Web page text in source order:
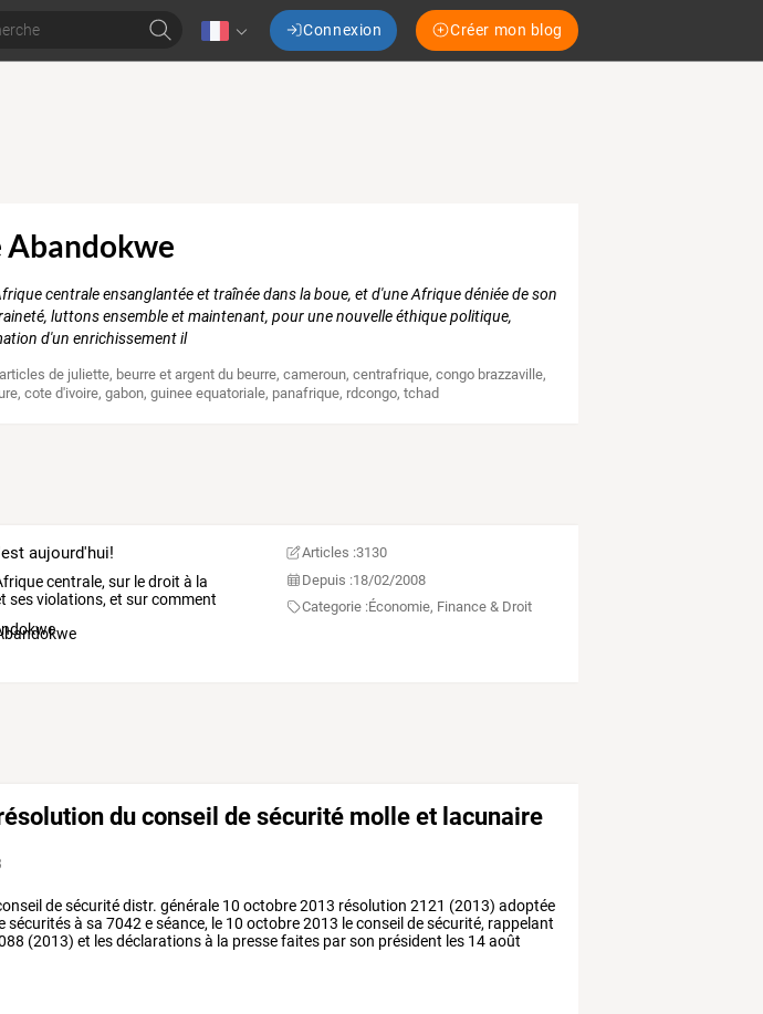
Connexion Créer mon blog
centrale ensanglantée et traînée dans la boue, et d'une Afrique déniée de son
luttons ensemble et maintenant, pour une nouvelle éthique politique,
d'un enrichissement il
articles de juliette, beurre et argent du beurre,cameroun,centrafrique,congo brazzaville,
,cote d'ivoire,gabon,guinee equatoriale, panafrique, rdcongo,tchad
aujourd'hui!
centrale,surledroit à la
sesviolations,et surcomment
Articles :3130
Depuis :18/02/2008
Categorie :Économie, Finance & Droit
du conseil de sécurité molle et lacunaire
desécuritédistr. générale 10 octobre2013 résolution 2121 (2013) adoptée
sécuritésà sa 7042 eséance, le 10 octobre2013 leconseil desécurité, rappelant
(2013) et lesdéclarationsà la pressefaites parson président les 14août